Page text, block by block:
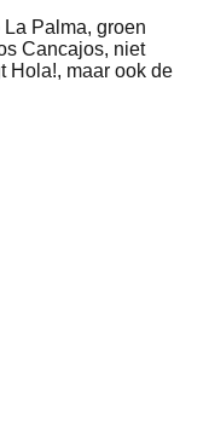
Palma, groen
Cancajos, niet
Hola!, maar ook de